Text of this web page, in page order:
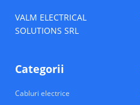
VALM ELECTRICAL
SOLUTIONS SRL
Categorii
Cabluri electrice